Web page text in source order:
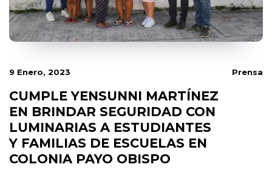
9 Enero, 2023 Prensa
CUMPLE YENSUNNI MARTÍNEZ
EN BRINDAR SEGURIDAD CON
LUMINARIAS A ESTUDIANTES
Y FAMILIAS DE ESCUELAS EN
COLONIA PAYO OBISPO